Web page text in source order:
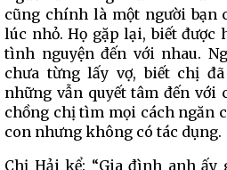
cũng chính là một người bạn
lúc nhỏ. Họ gặp lại, biết được
tình nguyện đến với nhau.
chưa từng lấy vợ, biết chị
những vẫn quyết tâm đến với
chồng chị tìm mọi cách ngăn
con nhưng không có tác dụng.
Chị Hải kể: “Gia đình anh